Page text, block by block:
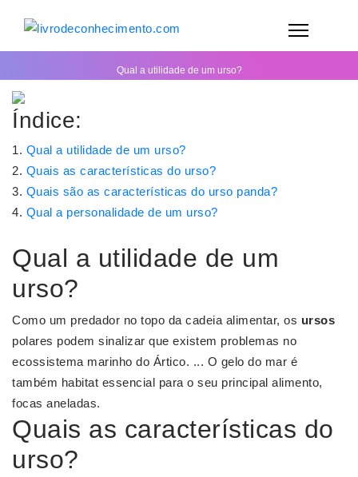
Qual a utilidade de um urso?
Índice:
Qual a utilidade de um urso?
Quais as características do urso?
Quais são as características do urso panda?
Qual a personalidade de um urso?
Qual a utilidade de um
urso?
Como um predador no topo da cadeia alimentar, os ursos
polares podem sinalizar que existem problemas no
ecossistema marinho do Ártico. ... O gelo do mar é
também habitat essencial para o seu principal alimento,
focas aneladas.
Quais as características do
urso?